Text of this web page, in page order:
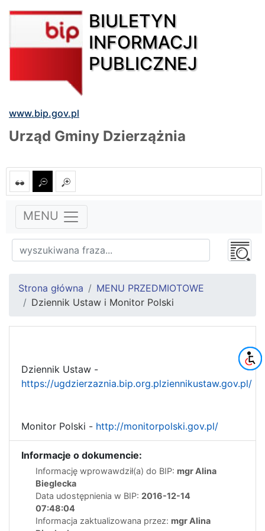
BIULETYN
INFORMACJI
PUBLICZNEJ
www.bip.gov.pl
Urząd Gminy Dzierzążnia
MENU
Strona główna
MENU PRZEDMIOTOWE
Dziennik Ustaw i Monitor Polski
Dziennik Ustaw -
https://ugdzierzaznia.bip.org.plziennikustaw.gov.pl/
Monitor Polski - http://monitorpolski.gov.pl/
Informacje o dokumencie:
Informację wprowawdził(a) do BIP: mgr Alina
Bieglecka
Data udostępnienia w BIP: 2016-12-14
07:48:04
Informacja zaktualizowana przez: mgr Alina